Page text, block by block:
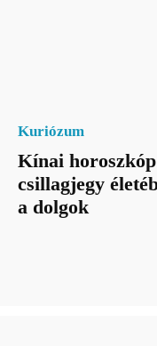
Kuriózum
Kínai
csillagjegy
a dolgok